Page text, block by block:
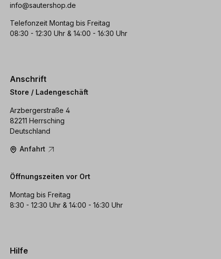
info@sautershop.de
Telefonzeit Montag bis Freitag
08:30 - 12:30 Uhr & 14:00 - 16:30 Uhr
Anschrift
Store / Ladengeschäft
Arzbergerstraße 4
82211 Herrsching
Deutschland
Anfahrt
Öffnungszeiten vor Ort
Montag bis Freitag
8:30 - 12:30 Uhr & 14:00 - 16:30 Uhr
Hilfe